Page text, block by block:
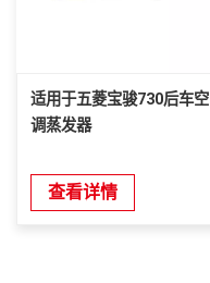
适用于五菱宝骏730后车空
调蒸发器
查看详情